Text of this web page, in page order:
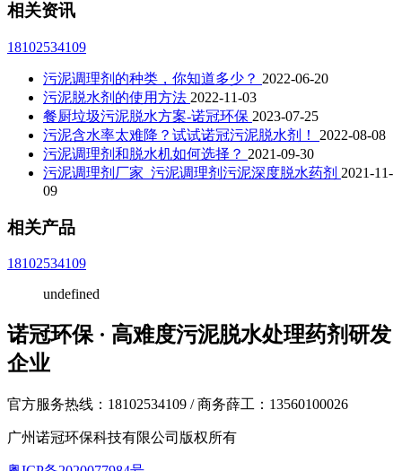
相关资讯
18102534109
污泥调理剂的种类，你知道多少？ 2022-06-20
污泥脱水剂的使用方法 2022-11-03
餐厨垃圾污泥脱水方案-诺冠环保 2023-07-25
污泥含水率太难降？试试诺冠污泥脱水剂！ 2022-08-08
污泥调理剂和脱水机如何选择？ 2021-09-30
污泥调理剂厂家_污泥调理剂污泥深度脱水药剂 2021-11-
09
相关产品
18102534109
undefined
诺冠环保 · 高难度污泥脱水处理药剂研发
企业
官方服务热线：18102534109 / 商务薛工：13560100026
广州诺冠环保科技有限公司版权所有